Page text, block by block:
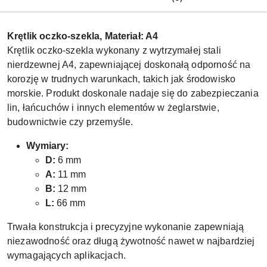
Krętlik oczko-szekla, Materiał: A4
Krętlik oczko-szekla wykonany z wytrzymałej stali
nierdzewnej A4, zapewniającej doskonałą odporność na
korozję w trudnych warunkach, takich jak środowisko
morskie. Produkt doskonale nadaje się do zabezpieczania
lin, łańcuchów i innych elementów w żeglarstwie,
budownictwie czy przemyśle.
Wymiary:
D: 6 mm
A: 11 mm
B: 12 mm
L: 66 mm
Trwała konstrukcja i precyzyjne wykonanie zapewniają
niezawodność oraz długą żywotność nawet w najbardziej
wymagających aplikacjach.